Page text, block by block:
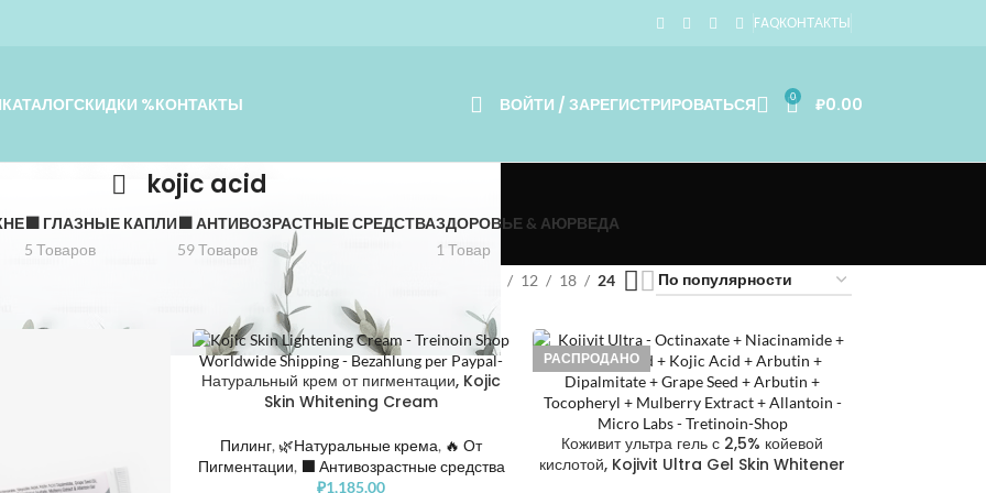
FAQКОНТАКТЫ
КАТАЛОГСКИДКИ %КОНТАКТЫ ВОЙТИ / ЗАРЕГИСТРИРОВАТЬСЯ 0 ₽0.00
kojic acid
⬛️ ГЛАЗНЫЕ КАПЛИ
5 Товаров
⬛️ АНТИВОЗРАСТНЫЕ СРЕДСТВА
59 Товаров
ЗДОРОВЬЕ & АЮРВЕДА
1 Товар
12 18 24
Натуральный крем от пигментации, Kojic
Skin Whitening Cream
Пилинг,🌿Натуральные крема, 🔥 От
Пигментации, ⬛️ Антивозрастные средства
₽1,185.00
РАСПРОДАНО
Коживит ультра гель с 2,5% койевой
кислотой, Kojivit Ultra Gel Skin Whitener